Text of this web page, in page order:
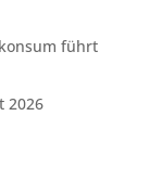
führt
2026